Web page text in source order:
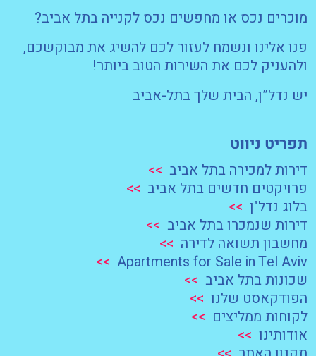
מוכרים נכס או מחפשים נכס לקנייה בתל אביב?
פנו אלינו ונשמח לעזור לכם להשיג את מבוקשכם,
ולהעניק לכם את השירות הטוב ביותר!
יש נדל”ן, הבית שלך בתל-אביב
תפריט ניווט
דירות למכירה בתל אביב >>
פרויקטים חדשים בתל אביב >>
בלוג נדל"ן
>>
דירות שנמכרו בתל אביב >>
מחשבון תשואה לדירה >>
Apartments for Sale in Tel Aviv
>>
שכונות בתל אביב >>
הפודקאסט שלנו
>>
לקוחות ממליצים >>
אודותינו
>>